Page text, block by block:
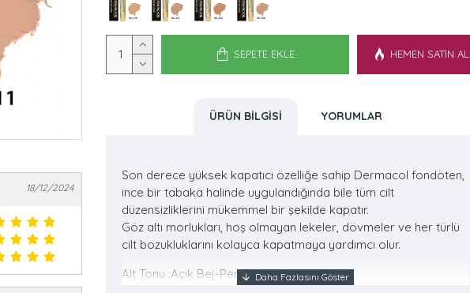
18/12/2024
SEPETE EKLE HEMEN SATIN AL
ÜRÜN BILGISI YORUMLAR
Son derece yüksek kapatıcı özelliğe sahip Dermacol fondöten,
ince bir tabaka halinde uygulandığında bile tüm cilt
düzensizliklerini mükemmel bir şekilde kapatır.
Göz altı morlukları, hoş olmayan lekeler, dövmeler ve her türlü
cilt bozukluklarını kolayca kapatmaya yardımcı olur.
Alt Tonu :Açık Bej-Pembe